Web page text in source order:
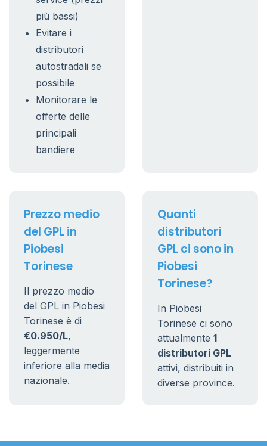
più bassi)
Evitare i
distributori
autostradali se
possibile
Monitorare le
offerte delle
principali
bandiere
Prezzo medio
del GPL in
Piobesi
Torinese
Il prezzo medio
del GPL in Piobesi
Torinese è di
€0.950/L,
leggermente
inferiore alla media
nazionale.
Quanti
distributori
GPL ci sono in
Piobesi
Torinese?
In Piobesi
Torinese ci sono
attualmente 1
distributori GPL
attivi, distribuiti in
diverse province.